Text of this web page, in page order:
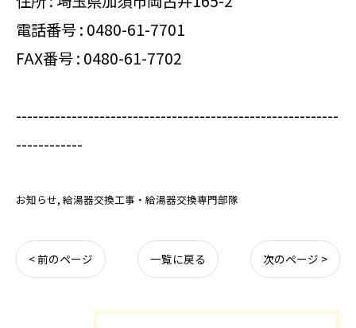
電話番号 : 0480-61-7701
FAX番号 : 0480-61-7702
----------------------------------------------------------
------------
お知らせ 給湯器交換工事・給湯器交換専門部隊
< 前のページ 一覧に戻る 次のページ >